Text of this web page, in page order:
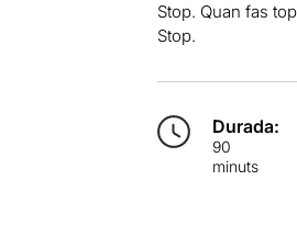
Stop. Quan fas
Stop.
Durada:
90
minuts